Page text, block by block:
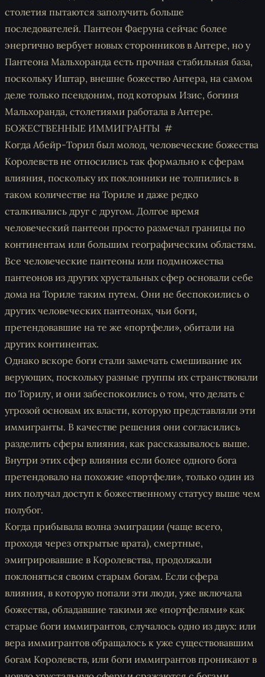
столетия пытаются заполучить больше
последователей. Пантеон Фаеруна сейчас более
энергично вербует новых сторонников в Антере, но у
Пантеона Мальхоранда есть прочная стабильная база,
поскольку Иштар, внешне божество Антера, на самом
деле только псевдоним, под которым Изис, богиня
Мальхоранда, столетиями работала в Антере.
БОЖЕСТВЕННЫЕ ИММИГРАНТЫ
Когда Абейр-Торил был молод, человеческие божества
Королевств не относились так формально к сферам
влияния, поскольку их поклонники не толпились в
таком количестве на Ториле и даже редко
сталкивались друг с другом. Долгое время
человеческий пантеон просто размечал границы по
континентам или большим географическим областям.
Все человеческие пантеоны или подмножества
пантеонов из других хрустальных сфер основали себе
дома на Ториле таким путем. Они не беспокоились о
других человеческих пантеонах, чьи боги,
претендовавшие на те же «портфели», обитали на
других континентах.
Однако вскоре боги стали замечать смешивание их
верующих, поскольку разные группы их странствовали
по Торилу, и они забеспокоились о том, что делать с
угрозой основам их власти, которую представляли эти
иммигранты. В качестве решения они согласились
разделить сферы влияния, как рассказывалось выше.
Внутри этих сфер влияния если более одного бога
претендовало на похожие «портфели», только один из
них получал доступ к божественному статусу выше чем
полубог.
Когда прибывала волна эмиграции (чаще всего,
проходя через открытые врата), смертные,
эмигрировавшие в Королевства, продолжали
поклоняться своим старым богам. Если сфера
влияния, в которую попали эти люди, уже включала
божества, обладавшие такими же «портфелями» как
старые боги иммигрантов, случалось одно из двух: или
вера иммигрантов обращалось к уже существовавшим
богам Королевств, или боги иммигрантов проникают в